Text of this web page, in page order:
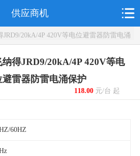
供应商机
20kA/4P 420V等电位避雷器防雷电涌
纳得JRD9/20kA/4P 420V等电
避雷器防雷电涌保护
118.00元/台 起
60HZ